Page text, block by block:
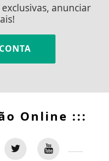
anunciar
Online :::